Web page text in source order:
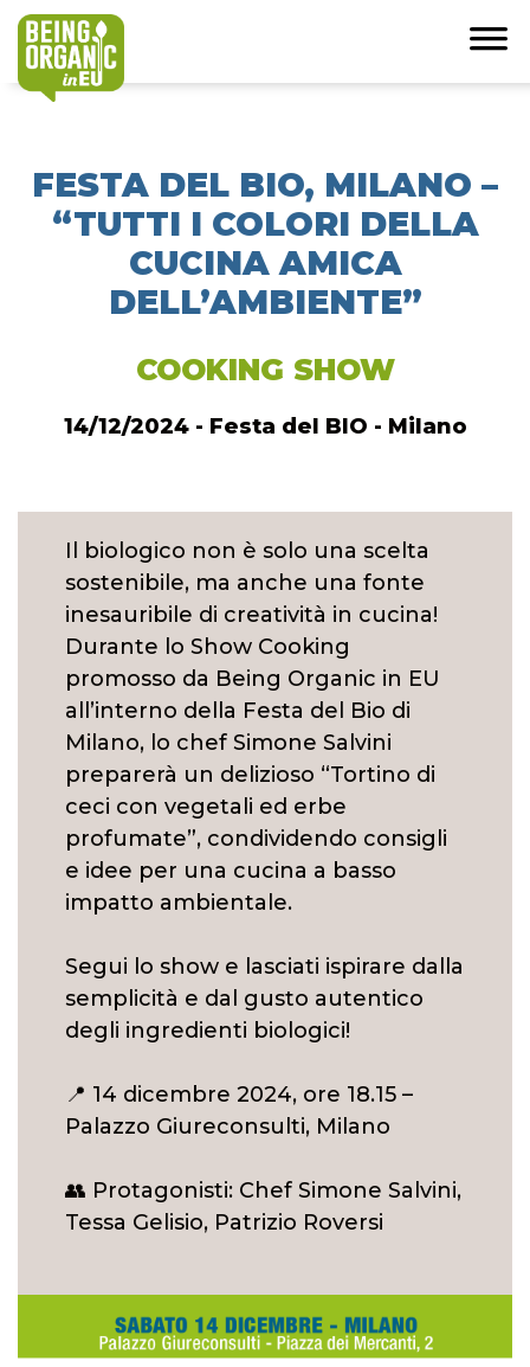
FESTA DEL BIO, MILANO –
“TUTTI I COLORI DELLA
CUCINA AMICA
DELL’AMBIENTE”
COOKING SHOW
14/12/2024 - Festa del BIO - Milano
Il biologico non è solo una scelta
sostenibile, ma anche una fonte
inesauribile di creatività in cucina!
Durante lo Show Cooking
promosso da Being Organic in EU
all’interno della Festa del Bio di
Milano, lo chef Simone Salvini
preparerà un delizioso “Tortino di
ceci con vegetali ed erbe
profumate”, condividendo consigli
e idee per una cucina a basso
impatto ambientale.
Segui lo show e lasciati ispirare dalla
semplicità e dal gusto autentico
degli ingredienti biologici!
📍 14 dicembre 2024, ore 18.15 –
Palazzo Giureconsulti, Milano
👥 Protagonisti: Chef Simone Salvini,
Tessa Gelisio, Patrizio Roversi